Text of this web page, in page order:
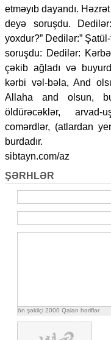
etməyıb dayandı.
deyə soruşdu.
yoxdur?” Dedilər:”
soruşdu: Dedilər:
çəkib ağladı və
kərbi vəl-bəla, And
Allaha and olsun,
öldürəcəklər, arvad-
comərdlər, (atlardan
burdadır.
sibtayn.com/az
ŞƏRHLƏR
ön şəkilçi 2000 Qalan həriflər